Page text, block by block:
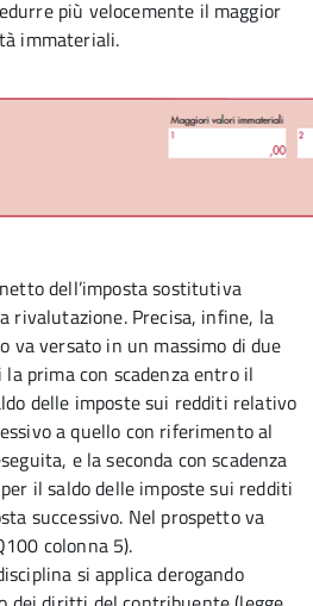
più velocemente il maggior
immateriali.
dell’imposta sostitutiva
rivalutazione. Precisa, infine, la
va versato in un massimo di due
prima con scadenza entro il
delle imposte sui redditi relativo
a quello con riferimento al
e la seconda con scadenza
il saldo delle imposte sui redditi
successivo. Nel prospetto va
colonna 5).
si applica derogando